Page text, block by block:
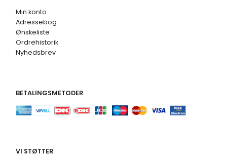
Min konto
Adressebog
Ønskeliste
Ordrehistorik
Nyhedsbrev
BETALINGSMETODER
VI STØTTER